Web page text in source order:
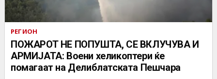
РЕГИОН
ПОЖАРОТ НЕ ПОПУШТА, СЕ ВКЛУЧУВА И
АРМИЈАТА: Воени хеликоптери ќе
помагаат на Делиблатската Пешчара